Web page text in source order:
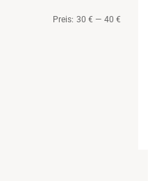
Preis: 30 € — 40 €